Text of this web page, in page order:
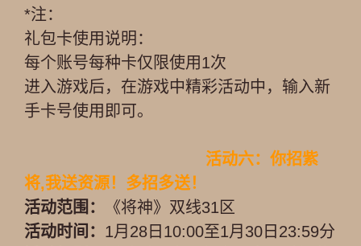
*注：
礼包卡使用说明：
每个账号每种卡仅限使用1次
进入游戏后，在游戏中精彩活动中，输入新
手卡号使用即可。
活动六：你招紫
将,我送资源！多招多送！
活动范围：
《将神》双线31区
活动时间： 1月28日10:00至1月30日23:59分